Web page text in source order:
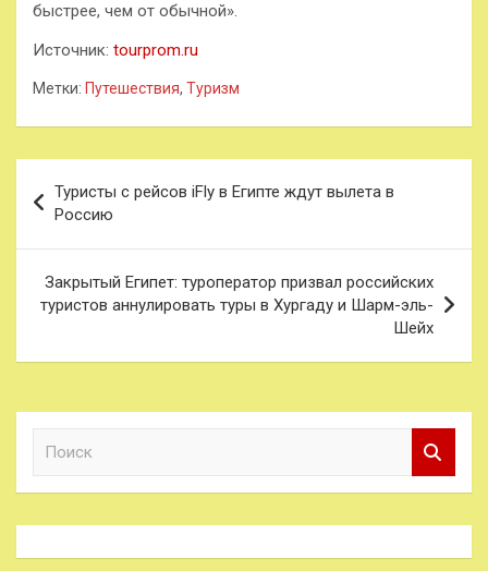
быстрее, чем от обычной».
Источник: tourprom.ru
Метки: Путешествия, Туризм
по
записям
Туристы с рейсов iFly в Египте ждут вылета в
Россию
Закрытый Египет: туроператор призвал российских
туристов аннулировать туры в Хургаду и Шарм-эль-
Шейх
к